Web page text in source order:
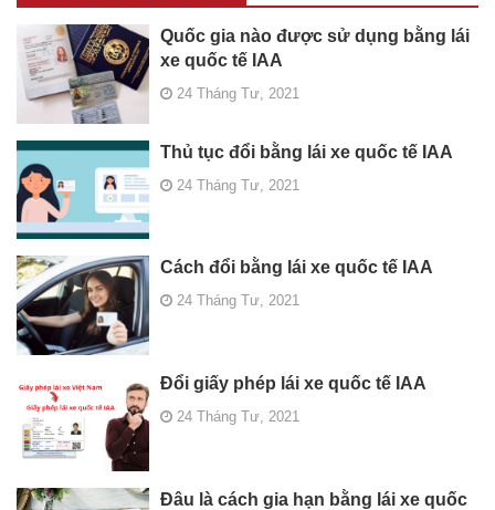
Quốc gia nào được sử dụng bằng lái
xe quốc tế IAA
24 Tháng Tư, 2021
Thủ tục đổi bằng lái xe quốc tế IAA
24 Tháng Tư, 2021
Cách đổi bằng lái xe quốc tế IAA
24 Tháng Tư, 2021
Đổi giấy phép lái xe quốc tế IAA
24 Tháng Tư, 2021
Đâu là cách gia hạn bằng lái xe quốc